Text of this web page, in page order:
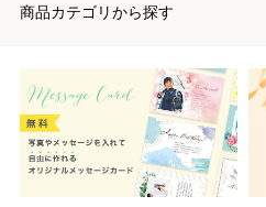
商品カテゴリから探す